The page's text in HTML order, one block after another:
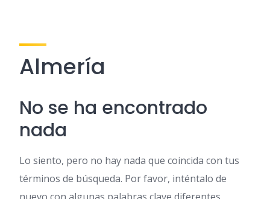
Almería
No se ha encontrado
nada
Lo siento, pero no hay nada que coincida con tus
términos de búsqueda. Por favor, inténtalo de